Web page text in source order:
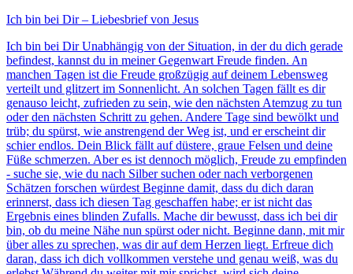
Ich bin bei Dir – Liebesbrief von Jesus
Ich bin bei Dir Unabhängig von der Situation, in der du dich gerade
befindest, kannst du in meiner Gegenwart Freude finden. An
manchen Tagen ist die Freude großzügig auf deinem Lebensweg
verteilt und glitzert im Sonnenlicht. An solchen Tagen fällt es dir
genauso leicht, zufrieden zu sein, wie den nächsten Atemzug zu tun
oder den nächsten Schritt zu gehen. Andere Tage sind bewölkt und
trüb; du spürst, wie anstrengend der Weg ist, und er erscheint dir
schier endlos. Dein Blick fällt auf düstere, graue Felsen und deine
Füße schmerzen. Aber es ist dennoch möglich, Freude zu empfinden
- suche sie, wie du nach Silber suchen oder nach verborgenen
Schätzen forschen würdest Beginne damit, dass du dich daran
erinnerst, dass ich diesen Tag geschaffen habe; er ist nicht das
Ergebnis eines blinden Zufalls. Mache dir bewusst, dass ich bei dir
bin, ob du meine Nähe nun spürst oder nicht. Beginne dann, mit mir
über alles zu sprechen, was dir auf dem Herzen liegt. Erfreue dich
daran, dass ich dich vollkommen verstehe und genau weiß, was du